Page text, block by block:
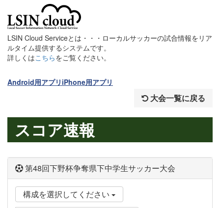
LSIN Cloud Serviceとは・・・ローカルサッカーの試合情報をリア
ルタイム提供するシステムです。
詳しくはこちらをご覧ください。
Android用アプリ iPhone用アプリ
大会一覧に戻る
スコア速報
第48回下野杯争奪県下中学生サッカー大会
構成を選択してください